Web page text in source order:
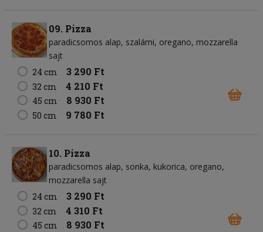
09. Pizza
paradicsomos alap szalámi oregano mozzarella
sajt
24 cm
3 290 Ft
32 cm 4 210 Ft
45 cm 8 930 Ft
50 cm 9 780 Ft
10. Pizza
paradicsomos alap sonka kukorica oregano
mozzarella sajt
24 cm
3 290 Ft
32 cm 4 310 Ft
45 cm 8 930 Ft